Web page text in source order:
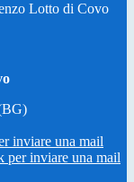
Lotto di Covo
inviare una mail
per inviare una mail